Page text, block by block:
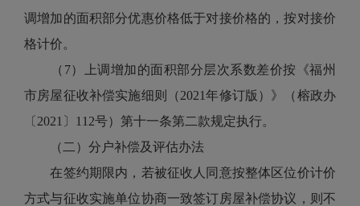
调增加的面积部分优惠价格低于对接价格的，按对接价
格计价。
（7）上调增加的面积部分层次系数差价按《福州
市房屋征收补偿实施细则（2021年修订版）》（榕政办
〔2021〕112号）第十一条第二款规定执行。
（二）分户补偿及评估办法
在签约期限内，若被征收人同意按整体区位价计价
方式与征收实施单位协商一致签订房屋补偿协议，则不